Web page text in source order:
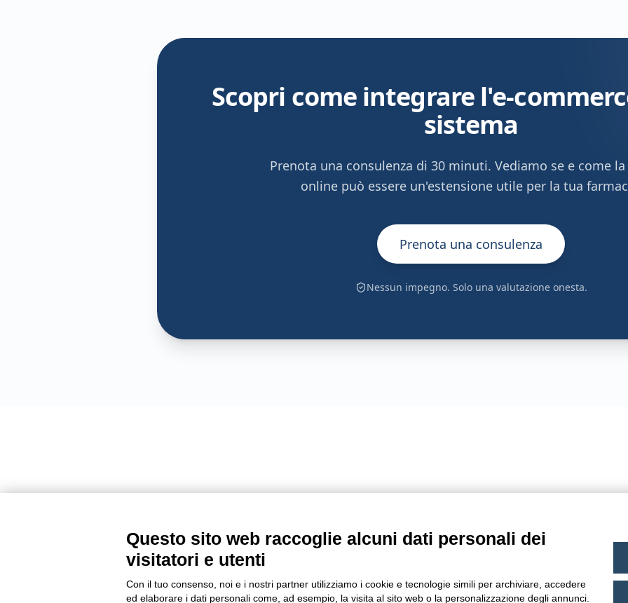
Scopri come integrare l'e-
sistema
Prenota una consulenza di 30 minuti. Vediamo se e come
online può essere un'estensione utile per la tua
Prenota una consulenza
Nessun impegno. Solo una valutazione onesta.
Questo sito web raccoglie alcuni dati personali dei
visitatori e utenti
Con il tuo consenso, noi e i nostri partner utilizziamo i cookie e tecnologie simili per archiviare, accedere
ed elaborare i dati personali come, ad esempio, la visita al sito web o la personalizzazione degli annunci.